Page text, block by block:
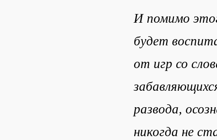
И помимо
будет
от игр со
развода,
никогда не